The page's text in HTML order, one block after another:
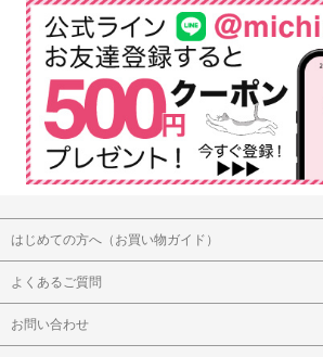
はじめての方へ（お買い物ガイド）
よくあるご質問
お問い合わせ